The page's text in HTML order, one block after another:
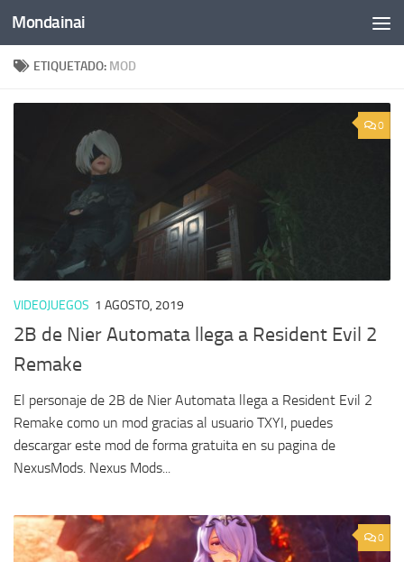
Saltar al contenido
Mondainai
ETIQUETADO: MOD
0
VIDEOJUEGOS 1 AGOSTO, 2019
2B de Nier Automata llega a Resident Evil 2
Remake
El personaje de 2B de Nier Automata llega a Resident Evil 2
Remake como un mod gracias al usuario TXYI, puedes
descargar este mod de forma gratuita en su pagina de
NexusMods. Nexus Mods...
0